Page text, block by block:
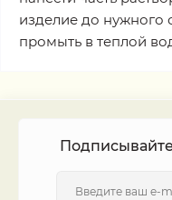
изделие до нужного
промыть в теплой